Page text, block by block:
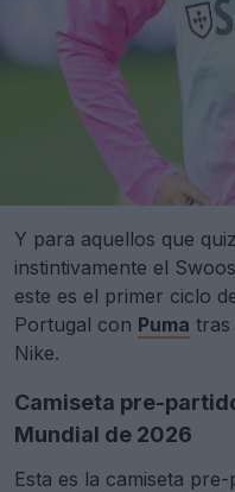
Y para aquellos que
instintivamente el
este es el primer ciclo
Portugal con Puma tras
Nike.
Camiseta pre-
Mundial de 2026
Esta es la camiseta